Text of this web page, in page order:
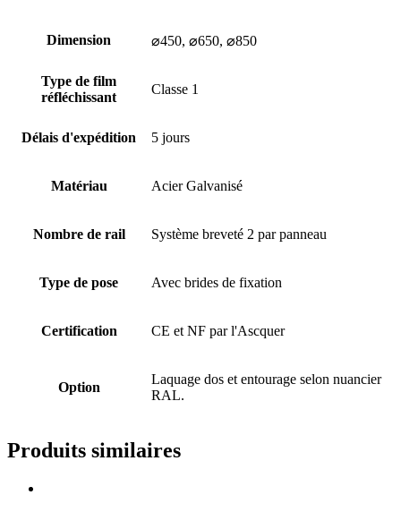
Dimension ⌀450, ⌀650, ⌀850
Type de film
réfléchissant
Classe 1
Délais d'expédition 5 jours
Matériau Acier Galvanisé
Nombre de rail Système breveté 2 par panneau
Type de pose Avec brides de fixation
Certification CE et NF par l'Ascquer
Option
Laquage dos et entourage selon nuancier
RAL.
Produits similaires